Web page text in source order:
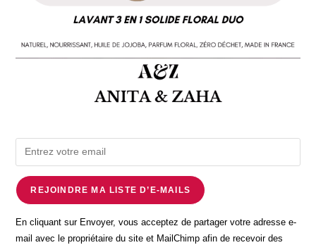
REJOINDRE MA LISTE D’E-MAILS
En cliquant sur Envoyer, vous acceptez de partager votre adresse e-
mail avec le propriétaire du site et MailChimp afin de recevoir des